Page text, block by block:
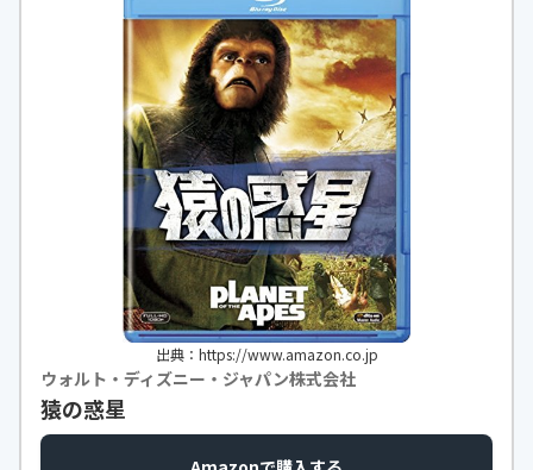
出典：https://www.amazon.co.jp
ウォルト・ディズニー・ジャパン株式会社
猿の惑星